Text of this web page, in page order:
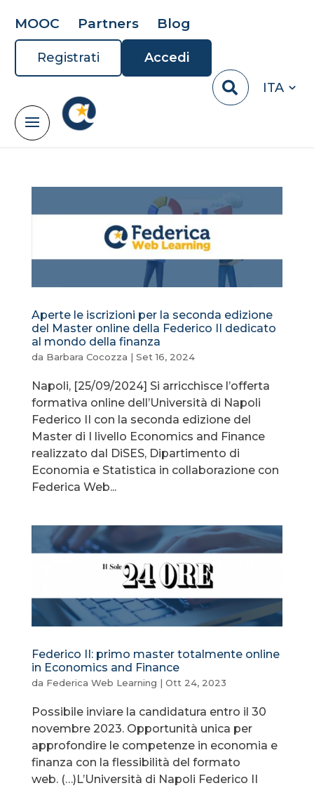
MOOC Partners Blog
Registrati
Accedi
ITA
Aperte le iscrizioni per la seconda edizione
del Master online della Federico II dedicato
al mondo della finanza
da Barbara Cocozza | Set 16, 2024
Napoli, [25/09/2024] Si arricchisce l’offerta
formativa online dell’Università di Napoli
Federico II con la seconda edizione del
Master di I livello Economics and Finance
realizzato dal DiSES, Dipartimento di
Economia e Statistica in collaborazione con
Federica Web...
Federico II: primo master totalmente online
in Economics and Finance
da Federica Web Learning | Ott 24, 2023
Possibile inviare la candidatura entro il 30
novembre 2023. Opportunità unica per
approfondire le competenze in economia e
finanza con la flessibilità del formato
web. (…)L’Università di Napoli Federico II